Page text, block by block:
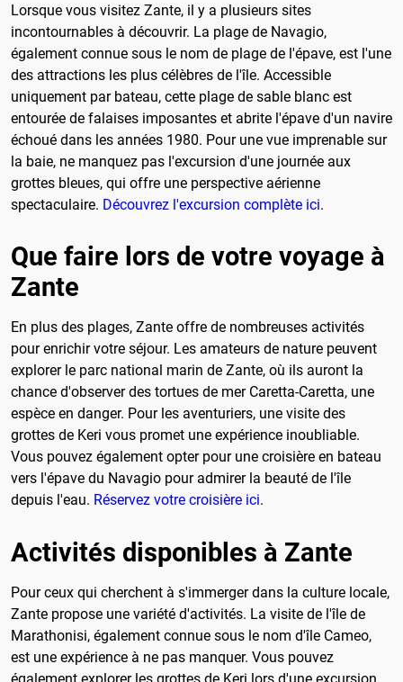
Lorsque vous visitez Zante, il y a plusieurs sites
incontournables à découvrir. La plage de Navagio,
également connue sous le nom de plage de l'épave, est l'une
des attractions les plus célèbres de l'île. Accessible
uniquement par bateau, cette plage de sable blanc est
entourée de falaises imposantes et abrite l'épave d'un navire
échoué dans les années 1980. Pour une vue imprenable sur
la baie, ne manquez pas l'excursion d'une journée aux
grottes bleues, qui offre une perspective aérienne
spectaculaire. Découvrez l'excursion complète ici.
Que faire lors de votre voyage à
Zante
En plus des plages, Zante offre de nombreuses activités
pour enrichir votre séjour. Les amateurs de nature peuvent
explorer le parc national marin de Zante, où ils auront la
chance d'observer des tortues de mer Caretta-Caretta, une
espèce en danger. Pour les aventuriers, une visite des
grottes de Keri vous promet une expérience inoubliable.
Vous pouvez également opter pour une croisière en bateau
vers l'épave du Navagio pour admirer la beauté de l'île
depuis l'eau. Réservez votre croisière ici.
Activités disponibles à Zante
Pour ceux qui cherchent à s'immerger dans la culture locale,
Zante propose une variété d'activités. La visite de l'île de
Marathonisi, également connue sous le nom d'île Cameo,
est une expérience à ne pas manquer. Vous pouvez